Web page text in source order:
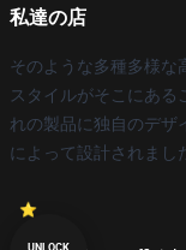
私達の店
そのような多種多様な
スタイルがそこにある
れの製品に独自のデザ
によって設計されまし
UNLOCK